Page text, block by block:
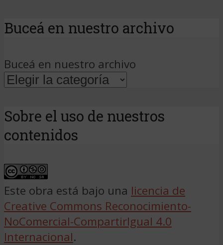
Buceá en nuestro archivo
Buceá en nuestro archivo
Sobre el uso de nuestros
contenidos
Este obra está bajo una licencia de
Creative Commons Reconocimiento-
NoComercial-CompartirIgual 4.0
Internacional.